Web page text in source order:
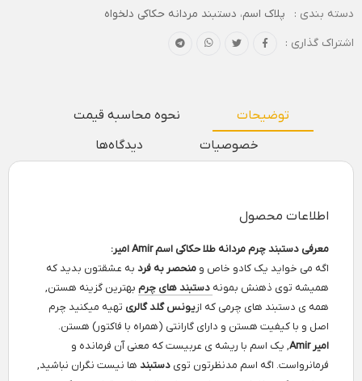
دسته بندی : پلاک اسم، دستبند مردانه حکاکی دلخواه
اشتراک گذاری :
توضیحات
نحوه محاسبه قیمت
خصوصیات
دیدگاه‌ها
اطلاعات محصول
معرفی دستبند چرم مردانه طلا حکاکی اسم Amir امیر:
اگه می خواید یک کادو خاص و منحصر به فرد به عشقتون بدید که
همیشه توی ذهنش بمونه دستبند های چرم بهترین گزینه هستن,
همه ی دستبند های چرمی که ازیونس گلد گالری تهیه میکنید چرم
اصل و با کیفیت هستن و دارای گارانتی (همراه با فاکتور) هستن.
امیر Amir
, یک اسم با ریشه ی عربیست که معنی آن فرمانده و
فرمانرواست. اگه اسم مدنظرتون توی دستبند ها نیست نگران نباشید,